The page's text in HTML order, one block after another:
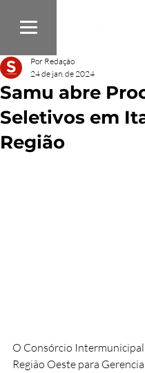
Samu abre
Seletivos em
Região
Por Redação
24 de jan. de 2024
O Consórcio Intermunicipal
Região Oeste para